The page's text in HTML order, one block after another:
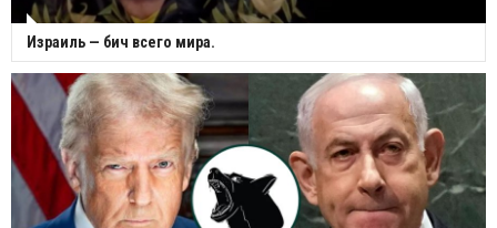
Израиль — бич всего мира.